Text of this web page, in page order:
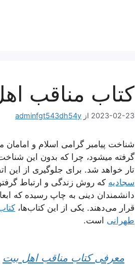
کتاب مناقب
2023-02-23 از adminfgt543dh54y
شناخت پیامبر گرامی اسلام و
گرفته میشود، چرا که بدون این
تار خواهد شد. برای جلوگیری از این
سجادیه که روش زندگی و ارتباط
دانشمندان دینی به چاپ رسیده که
قرار می‌دهند. یکی از این کتاب‌ها،
طهرانی است.
معرفی کتاب مناقب اهل بیت